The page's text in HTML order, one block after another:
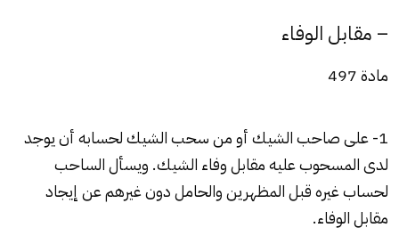
– مقابل الوفاء
مادة 497
1- على صاحب الشيك أو من سحب الشيك لحسابه أن يوجد
لدى المسحوب عليه مقابل وفاء الشيك. ويسأل الساحب
لحساب غيره قبل المظهرين والحامل دون غيرهم عن إيجاد
مقابل الوفاء.